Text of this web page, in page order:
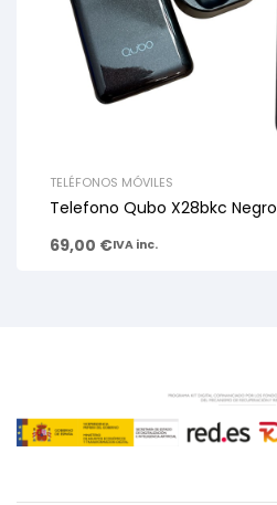
TELÉFONOS MÓVILES
Telefono Qubo X28bkc Negro
69,00 €IVA inc.